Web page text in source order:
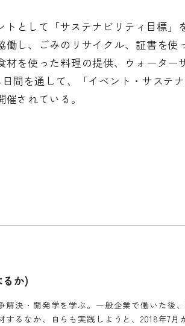
トとして「サステナビリティ目標
働し、ごみのリサイクル、証書を使
材を使った料理の提供、ウォーター
間を通して、「イベント・サステ
されている。
か)
解決・開発学を学ぶ。一般企業で働いた後
するなか、自らも実践しようと、2018年7